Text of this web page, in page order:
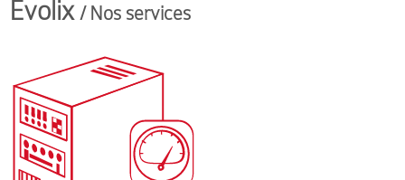
Hébergement et
Infogérance serveurs
Evolix/ Nos services